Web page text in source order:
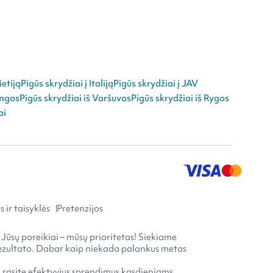
Pigūs skrydžiai į ItalijąPigūs skrydžiai į JAV
Pigūs skrydžiai iš VaršuvosPigūs skrydžiai iš Rygos
ir taisyklės Pretenzijos
poreikiai – mūsų prioritetas! Siekiame
Dabar kaip niekada palankus metas